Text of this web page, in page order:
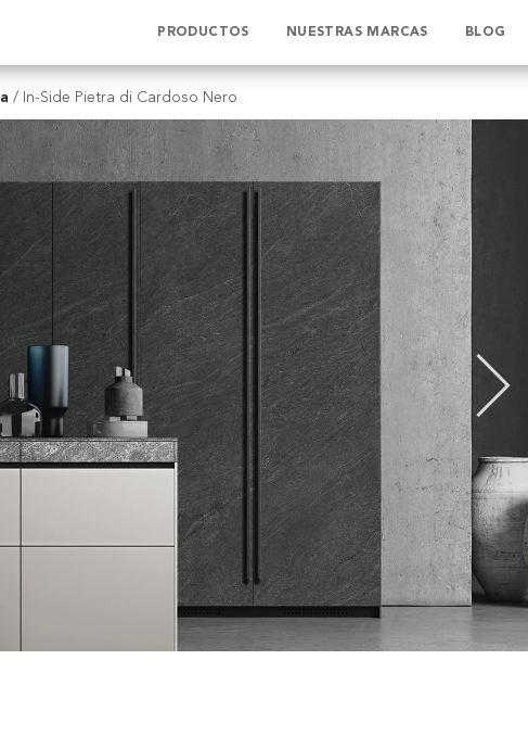
PRODUCTOS NUESTRAS MARCAS BLOG
/ In-Side Pietra di Cardoso Nero